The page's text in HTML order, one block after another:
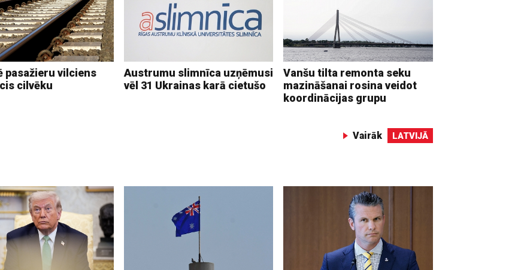
pasažieru vilciens
cilvēku
Austrumu slimnīca uzņēmusi
vēl 31 Ukrainas karā cietušo
Vanšu tilta remonta seku
mazināšanai rosina veidot
koordinācijas grupu
Vairāk LATVIJĀ